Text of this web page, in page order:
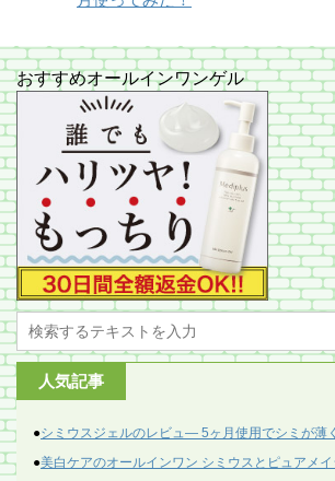
おすすめオールインワンゲル
人気記事
●シミウスジェルのレビュ― 5ヶ月使用でシミが薄
●美白ケアのオールインワン シミウスとピュアメ